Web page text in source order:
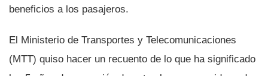
beneficios a los pasajeros.
El Ministerio de Transportes y Telecomunicaciones
(MTT) quiso hacer un recuento de lo que ha significado